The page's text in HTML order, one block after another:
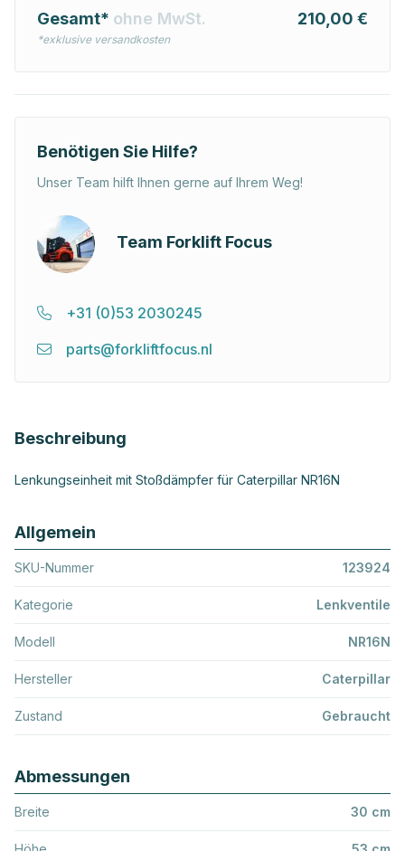
Gesamt* ohne MwSt.
*exklusive versandkosten
210,00 €
Benötigen Sie Hilfe?
Unser Team hilft Ihnen gerne auf Ihrem Weg!
Team Forklift Focus
+31 (0)53 2030245
parts@forkliftfocus.nl
Beschreibung
Lenkungseinheit mit Stoßdämpfer für Caterpillar NR16N
Allgemein
SKU-Nummer 123924
Kategorie Lenkventile
Modell NR16N
Hersteller Caterpillar
Zustand Gebraucht
Abmessungen
Breite 30 cm